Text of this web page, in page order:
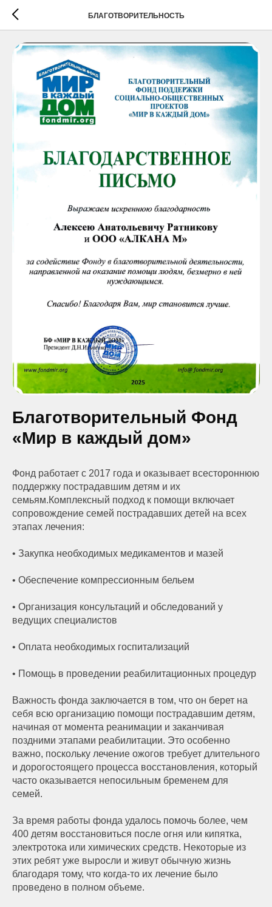
БЛАГОТВОРИТЕЛЬНОСТЬ
Благотворительный Фонд
«Мир в каждый дом»
Фонд работает с 2017 года и оказывает всестороннюю
поддержку пострадавшим детям и их
семьям.Комплексный подход к помощи включает
сопровождение семей пострадавших детей на всех
этапах лечения:
• Закупка необходимых медикаментов и мазей
• Обеспечение компрессионным бельем
• Организация консультаций и обследований у
ведущих специалистов
• Оплата необходимых госпитализаций
• Помощь в проведении реабилитационных процедур
Важность фонда заключается в том, что он берет на
себя всю организацию помощи пострадавшим детям,
начиная от момента реанимации и заканчивая
поздними этапами реабилитации. Это особенно
важно, поскольку лечение ожогов требует длительного
и дорогостоящего процесса восстановления, который
часто оказывается непосильным бременем для
семей.
За время работы фонда удалось помочь более, чем
400 детям восстановиться после огня или кипятка,
электротока или химических средств. Некоторые из
этих ребят уже выросли и живут обычную жизнь
благодаря тому, что когда-то их лечение было
проведено в полном объеме.